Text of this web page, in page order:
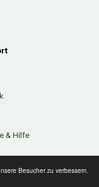
Besucher zu verbessern.
& Hilfe